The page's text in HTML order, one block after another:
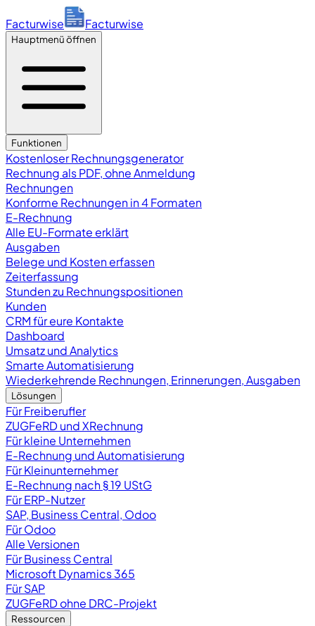
Facturwise Facturwise
Hauptmenü öffnen
Funktionen
Kostenloser Rechnungsgenerator
Rechnung als PDF, ohne Anmeldung
Rechnungen
Konforme Rechnungen in 4 Formaten
E-Rechnung
Alle EU-Formate erklärt
Ausgaben
Belege und Kosten erfassen
Zeiterfassung
Stunden zu Rechnungspositionen
Kunden
CRM für eure Kontakte
Dashboard
Umsatz und Analytics
Smarte Automatisierung
Wiederkehrende Rechnungen, Erinnerungen, Ausgaben
Lösungen
Für Freiberufler
ZUGFeRD und XRechnung
Für kleine Unternehmen
E-Rechnung und Automatisierung
Für Kleinunternehmer
E-Rechnung nach § 19 UStG
Für ERP-Nutzer
SAP, Business Central, Odoo
Für Odoo
Alle Versionen
Für Business Central
Microsoft Dynamics 365
Für SAP
ZUGFeRD ohne DRC-Projekt
Ressourcen